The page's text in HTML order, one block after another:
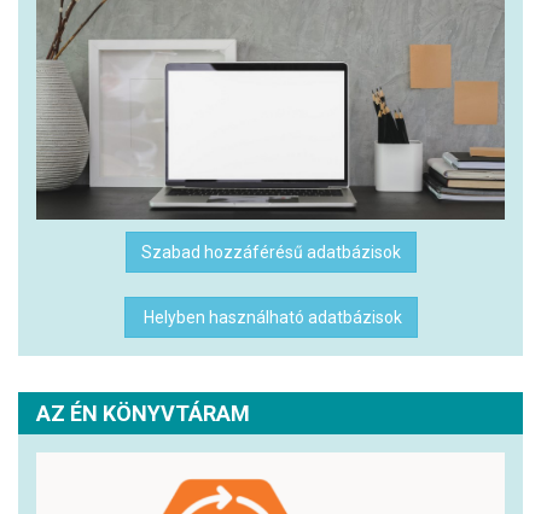
Szabad hozzáférésű adatbázisok
Helyben használható adatbázisok
AZ ÉN KÖNYVTÁRAM